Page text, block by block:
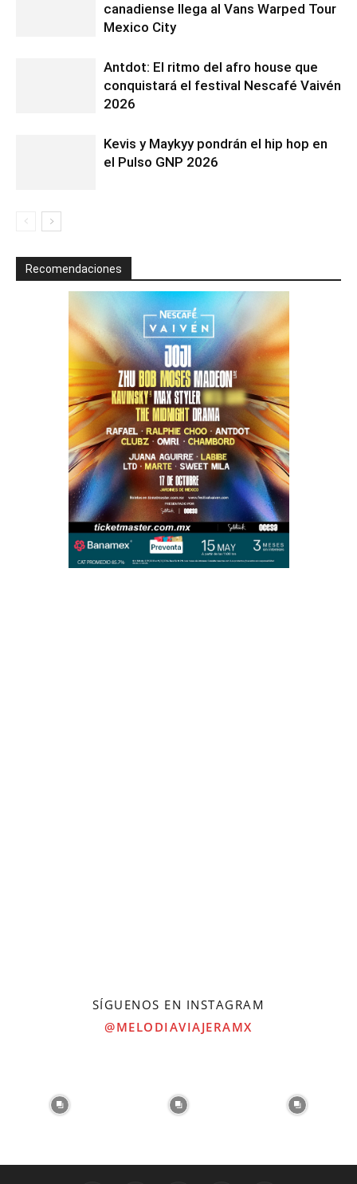
canadiense llega al Vans Warped Tour
Mexico City
Antdot: El ritmo del afro house que
conquistará el festival Nescafé Vaivén
2026
Kevis y Maykyy pondrán el hip hop en
el Pulso GNP 2026
Recomendaciones
SÍGUENOS EN INSTAGRAM
@MELODIAVIAJERAMX